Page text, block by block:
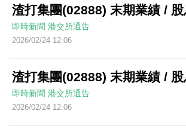
渣打集團(02888) 末期業績 /
即時新聞 港交所通告
2026/02/24 12:06
渣打集團(02888) 末期業績 /
即時新聞 港交所通告
2026/02/24 12:06